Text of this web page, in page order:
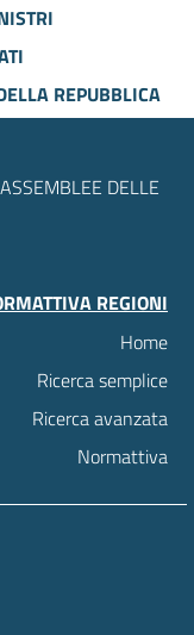
REPUBBLICA
DELLE
REGIONI
Home
Ricerca semplice
Ricerca avanzata
Normattiva